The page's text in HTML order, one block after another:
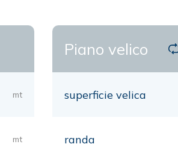
mt
mt
Piano velico
superficie velica
randa